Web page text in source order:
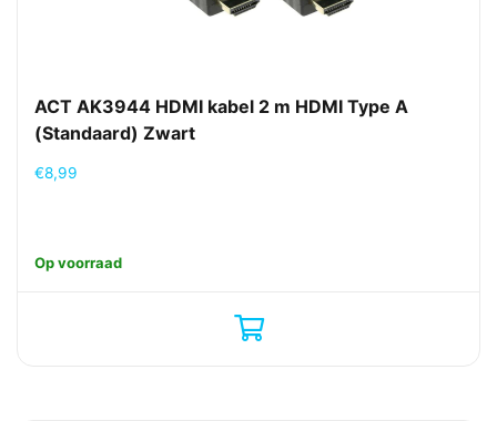
ACT AK3944 HDMI kabel 2 m HDMI Type A
(Standaard) Zwart
€8,99
Op voorraad